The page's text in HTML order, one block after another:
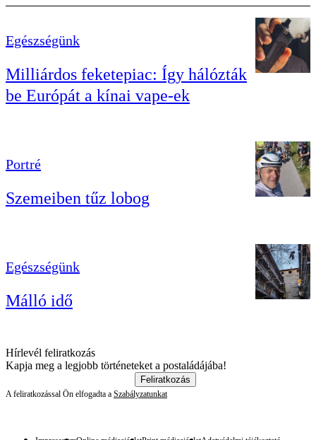
Egészségünk
Milliárdos feketepiac: Így hálózták
be Európát a kínai vape-ek
Portré
Szemeiben tűz lobog
Egészségünk
Málló idő
Hírlevél feliratkozás
Kapja meg a legjobb történeteket a postaládájába!
Feliratkozás
A feliratkozással Ön elfogadta a Szabályzatunkat